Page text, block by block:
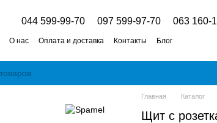
044 599-99-70 097 599-97-70 063 160-
О нас Оплата и доставка Контакты Блог
Главная Каталог
Щит с